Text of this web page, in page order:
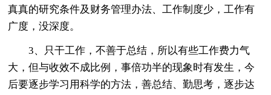
真真的研究条件及财务管理办法、工作制度少，工作有
广度，没深度。
3、只干工作，不善于总结，所以有些工作费力气
大，但与收效不成比例，事倍功半的现象时有发生，今
后要逐步学习用科学的方法，善总结、勤思考，逐步达